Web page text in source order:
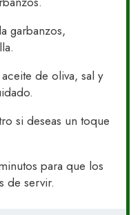
garbanzos,
de oliva, sal y
si deseas un toque
para que los
de servir.